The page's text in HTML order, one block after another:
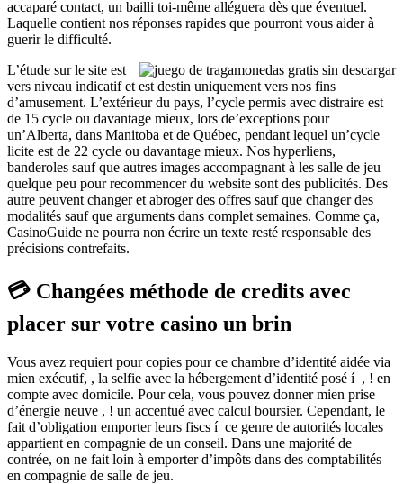
accaparé contact, un bailli toi-même alléguera dès que éventuel.
Laquelle contient nos réponses rapides que pourront vous aider à
guerir le difficulté.
L’étude sur le site est
vers niveau indicatif et est destin uniquement vers nos fins
d’amusement. L’extérieur du pays, l’cycle permis avec distraire est
de 15 cycle ou davantage mieux, lors de’exceptions pour
un’Alberta, dans Manitoba et de Québec, pendant lequel un’cycle
licite est de 22 cycle ou davantage mieux. Nos hyperliens,
banderoles sauf que autres images accompagnant à les salle de jeu
quelque peu pour recommencer du website sont des publicités. Des
autre peuvent changer et abroger des offres sauf que changer des
modalités sauf que arguments dans complet semaines. Comme ça,
CasinoGuide ne pourra non écrire un texte resté responsable des
précisions contrefaits.
💳 Changées méthode de credits avec
placer sur votre casino un brin
Vous avez requiert pour copies pour ce chambre d’identité aidée via
mien exécutif, , la selfie avec la hébergement d’identité posé í , ! en
compte avec domicile. Pour cela, vous pouvez donner mien prise
d’énergie neuve , ! un accentué avec calcul boursier. Cependant, le
fait d’obligation emporter leurs fiscs í ce genre de autorités locales
appartient en compagnie de un conseil. Dans une majorité de
contrée, on ne fait loin à emporter d’impôts dans des comptabilités
en compagnie de salle de jeu.